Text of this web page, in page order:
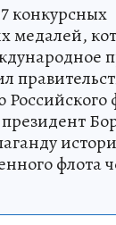
конкурсных
медалей,
флота